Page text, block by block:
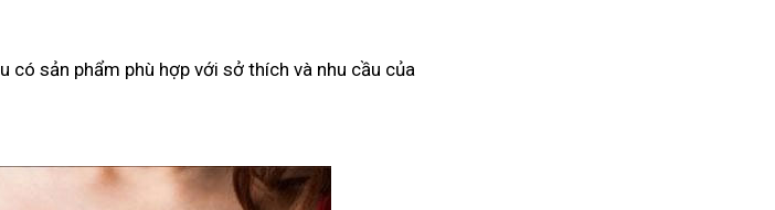
có sản phẩm phù hợp với sở thích và nhu cầu của